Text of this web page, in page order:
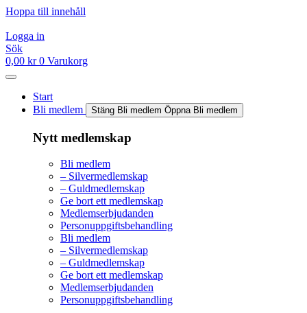
Hoppa till innehåll
Logga in
Sök
0,00 kr 0 Varukorg
Start
Bli medlem
Stäng Bli medlem Öppna Bli medlem
Nytt medlemskap
Bli medlem
– Silvermedlemskap
– Guldmedlemskap
Ge bort ett medlemskap
Medlemserbjudanden
Personuppgiftsbehandling
Bli medlem
– Silvermedlemskap
– Guldmedlemskap
Ge bort ett medlemskap
Medlemserbjudanden
Personuppgiftsbehandling